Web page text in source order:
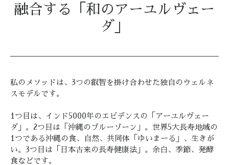
融合する「和のアーユルヴェー
ダ」
私のメソッドは、3つの叡智を掛け合わせた独自のウェルネ
スモデルです。
1つ目は、インド5000年のエビデンスの「アーユルヴェー
ダ」。2つ目は「沖縄のブルーゾーン」。世界5大長寿地域の
1つである沖縄の食、自然、共同体「ゆいまーる」、生きが
い。3つ目は「日本古来の長寿健康法」。余白、季節、発酵
食などです。